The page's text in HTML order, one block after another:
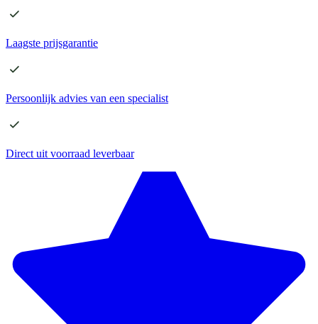
Laagste prijsgarantie
Persoonlijk advies van een specialist
Direct uit voorraad leverbaar